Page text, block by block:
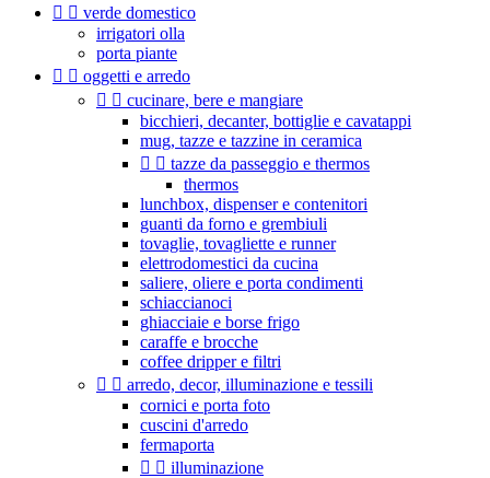
  verde domestico
irrigatori olla
porta piante
  oggetti e arredo
  cucinare, bere e mangiare
bicchieri, decanter, bottiglie e cavatappi
mug, tazze e tazzine in ceramica
  tazze da passeggio e thermos
thermos
lunchbox, dispenser e contenitori
guanti da forno e grembiuli
tovaglie, tovagliette e runner
elettrodomestici da cucina
saliere, oliere e porta condimenti
schiaccianoci
ghiacciaie e borse frigo
caraffe e brocche
coffee dripper e filtri
  arredo, decor, illuminazione e tessili
cornici e porta foto
cuscini d'arredo
fermaporta
  illuminazione